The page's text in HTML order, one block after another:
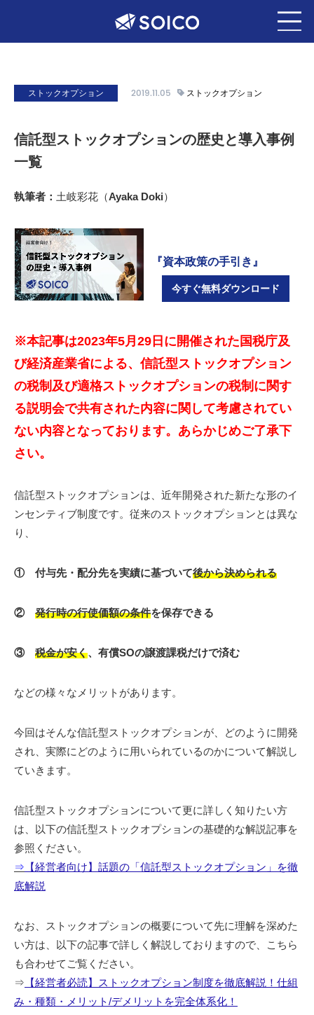
ストックオプション 2019.11.05 ストックオプション
信託型ストックオプションの歴史と導入事例
一覧
執筆者： 土岐彩花（Ayaka Doki）
『資本政策の手引き』
今すぐ無料ダウンロード
※本記事は2023年5月29日に開催された国税庁及
び経済産業省による、信託型ストックオプション
の税制及び適格ストックオプションの税制に関す
る説明会で共有された内容に関して考慮されてい
ない内容となっております。あらかじめご了承下
さい。
信託型ストックオプションは、近年開発された新たな形のイ
ンセンティブ制度です。従来のストックオプションとは異な
り、
① 付与先・配分先を実績に基づいて後から決められる
② 発行時の行使価額の条件を保存できる
③ 税金が安く、有償SOの譲渡課税だけで済む
などの様々なメリットがあります。
今回はそんな信託型ストックオプションが、どのように開発
され、実際にどのように用いられているのかについて解説し
ていきます。
信託型ストックオプションについて更に詳しく知りたい方
は、以下の信託型ストックオプションの基礎的な解説記事を
参照ください。
⇒ 【経営者向け】話題の「信託型ストックオプション」を徹
底解説
なお、ストックオプションの概要について先に理解を深めた
い方は、以下の記事で詳しく解説しておりますので、こちら
も合わせてご覧ください。
⇒ 【経営者必読】ストックオプション制度を徹底解説！仕組
み・種類・メリット/デメリットを完全体系化！